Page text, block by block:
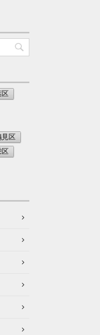
区
見区
区